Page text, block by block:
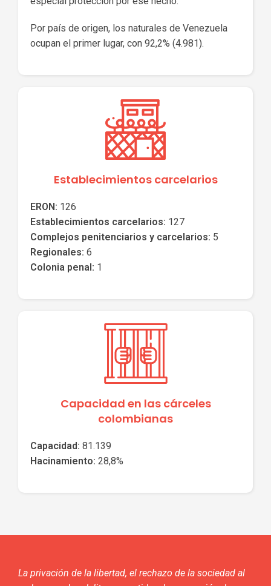
Por país de origen, los naturales de Venezuela
ocupan el primer lugar, con 92,2% (4.981).
Establecimientos carcelarios
ERON: 126
Establecimientos carcelarios: 127
Complejos penitenciarios y carcelarios: 5
Regionales: 6
Colonia penal: 1
Capacidad en las cárceles
colombianas
Capacidad: 81.139
Hacinamiento: 28,8%
La privación de la libertad, el rechazo de la sociedad al